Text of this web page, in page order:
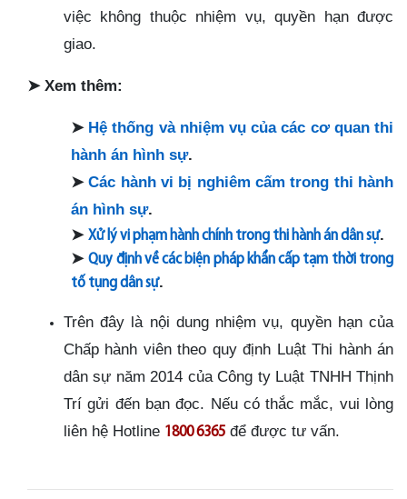
việc không thuộc nhiệm vụ, quyền hạn được
giao.
➤ Xem thêm:
➤ Hệ thống và nhiệm vụ của các cơ quan thi
hành án hình sự.
➤Các hành vi bị nghiêm cấm trong thi hành
án hình sự.
➤ Xử lý vi phạm hành chính trong thi hành án dân sự.
➤ Quy định về các biện pháp khẩn cấp tạm thời trong
tố tụng dân sự.
Trên đây là nội dung nhiệm vụ, quyền hạn của
Chấp hành viên theo quy định Luật Thi hành án
dân sự năm 2014 của Công ty Luật TNHH Thịnh
Trí gửi đến bạn đọc. Nếu có thắc mắc, vui lòng
liên hệ Hotline 1800 6365 để được tư vấn.